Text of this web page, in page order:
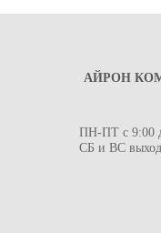
АЙРОН
ПН-ПТ с 9:00
СБ и ВС